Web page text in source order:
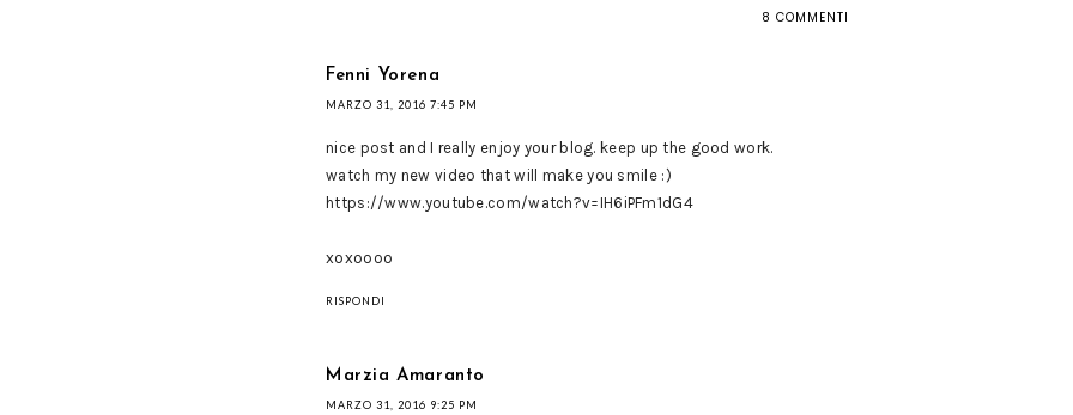
8 COMMENTI
Fenni Yorena
MARZO 31, 2016 7:45 PM
nice post and I really enjoy your blog. keep up the good work.
watch my new video that will make you smile :)
https://www.youtube.com/watch?v=IH6iPFm1dG4
xoxoooo
RISPONDI
Marzia Amaranto
MARZO 31, 2016 9:25 PM